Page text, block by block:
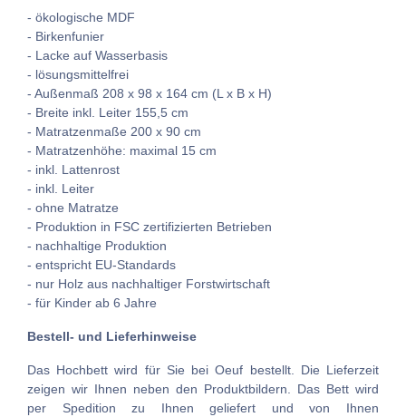
- ökologische MDF
- Birkenfunier
- Lacke auf Wasserbasis
- lösungsmittelfrei
- Außenmaß 208 x 98 x 164 cm (L x B x H)
- Breite inkl. Leiter 155,5 cm
- Matratzenmaße 200 x 90 cm
- Matratzenhöhe: maximal 15 cm
- inkl. Lattenrost
- inkl. Leiter
- ohne Matratze
- Produktion in FSC zertifizierten Betrieben
- nachhaltige Produktion
- entspricht EU-Standards
- nur Holz aus nachhaltiger Forstwirtschaft
- für Kinder ab 6 Jahre
Bestell- und Lieferhinweise
Das Hochbett wird für Sie bei Oeuf bestellt. Die Lieferzeit
zeigen wir Ihnen neben den Produktbildern. Das Bett wird
per Spedition zu Ihnen geliefert und von Ihnen